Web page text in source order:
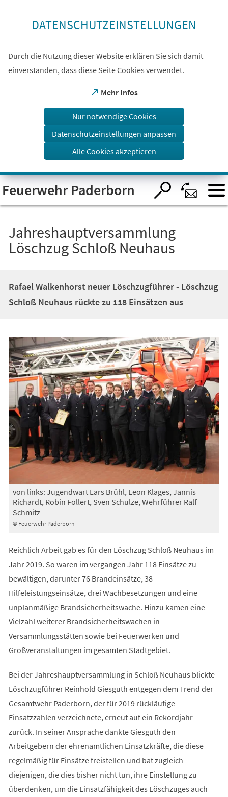
Visuelle
Assistenzsoftware
öffnen.
DATENSCHUTZEINSTELLUNGEN
Durch die Nutzung dieser Website erklären Sie sich damit
einverstanden, dass diese Seite Cookies verwendet.
Mehr Infos
(Öffnet
einem
Tab)
Nur notwendige Cookies
Datenschutzeinstellungen anpassen
Alle Cookies akzeptieren
Feuerwehr Paderborn
Jahreshauptversammlung
Löschzug Schloß Neuhaus
Rafael Walkenhorst neuer Löschzugführer - Löschzug
Schloß Neuhaus rückte zu 118 Einsätzen aus
© Feuerwehr Paderborn
von links: Jugendwart Lars Brühl, Leon Klages, Jannis
Richardt, Robin Follert, Sven Schulze, Wehrführer Ralf
Schmitz
Reichlich Arbeit gab es für den Löschzug Schloß Neuhaus im
Jahr 2019. So waren im vergangen Jahr 118 Einsätze zu
bewältigen, darunter 76 Brandeinsätze, 38
Hilfeleistungseinsätze, drei Wachbesetzungen und eine
unplanmäßige Brandsicherheitswache. Hinzu kamen eine
Vielzahl weiterer Brandsicherheitswachen in
Versammlungsstätten sowie bei Feuerwerken und
Großveranstaltungen im gesamten Stadtgebiet.
Bei der Jahreshauptversammlung in Schloß Neuhaus blickte
Löschzugführer Reinhold Giesguth entgegen dem Trend der
Gesamtwehr Paderborn, der für 2019 rückläufige
Einsatzzahlen verzeichnete, erneut auf ein Rekordjahr
zurück. In seiner Ansprache dankte Giesguth den
Arbeitgebern der ehrenamtlichen Einsatzkräfte, die diese
regelmäßig für Einsätze freistellen und bat zugleich
diejenigen, die dies bisher nicht tun, ihre Einstellung zu
überdenken, um die Einsatzfähigkeit des Löschzuges auch